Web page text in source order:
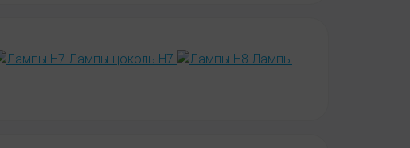
Лампы цоколь H7
Лампы